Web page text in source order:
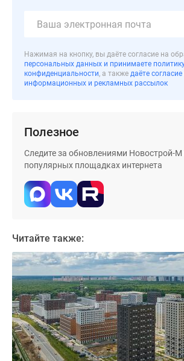
Нажимая на кнопку, вы даёте согласие на
персональных данных и принимаете
конфиденциальности, а также даёте
информационных и рекламных рассылок
Полезное
Следите за обновлениями Новострой-
популярных площадках интернета
Читайте также: